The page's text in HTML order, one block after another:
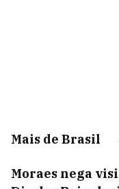
Mais de Brasil
Moraes nega